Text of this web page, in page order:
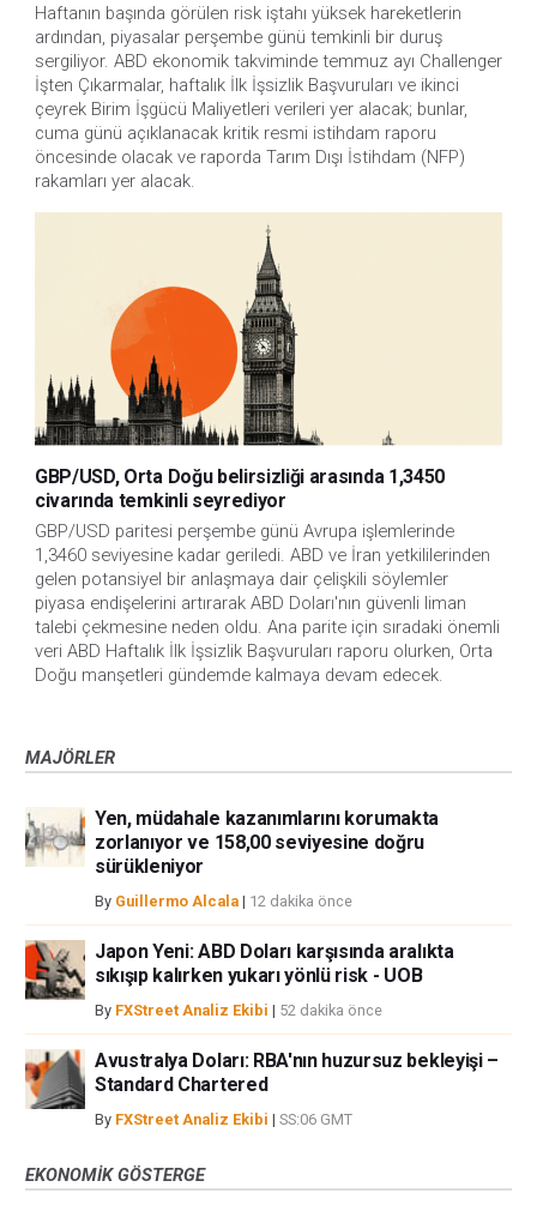
Haftanın başında görülen risk iştahı yüksek hareketlerin
ardından, piyasalar perşembe günü temkinli bir duruş
sergiliyor. ABD ekonomik takviminde temmuz ayı Challenger
İşten Çıkarmalar, haftalık İlk İşsizlik Başvuruları ve ikinci
çeyrek Birim İşgücü Maliyetleri verileri yer alacak; bunlar,
cuma günü açıklanacak kritik resmi istihdam raporu
öncesinde olacak ve raporda Tarım Dışı İstihdam (NFP)
rakamları yer alacak.
GBP/USD, Orta Doğu belirsizliği arasında 1,3450
civarında temkinli seyrediyor
GBP/USD paritesi perşembe günü Avrupa işlemlerinde
1,3460 seviyesine kadar geriledi. ABD ve İran yetkililerinden
gelen potansiyel bir anlaşmaya dair çelişkili söylemler
piyasa endişelerini artırarak ABD Doları'nın güvenli liman
talebi çekmesine neden oldu. Ana parite için sıradaki önemli
veri ABD Haftalık İlk İşsizlik Başvuruları raporu olurken, Orta
Doğu manşetleri gündemde kalmaya devam edecek.
MAJÖRLER
Yen, müdahale kazanımlarını korumakta
zorlanıyor ve 158,00 seviyesine doğru
sürükleniyor
By Guillermo Alcala | 12 dakika önce
Japon Yeni: ABD Doları karşısında aralıkta
sıkışıp kalırken yukarı yönlü risk - UOB
By FXStreet Analiz Ekibi | 52 dakika önce
Avustralya Doları: RBA'nın huzursuz bekleyişi –
Standard Chartered
By FXStreet Analiz Ekibi | SS:06 GMT
EKONOMIK GÖSTERGE